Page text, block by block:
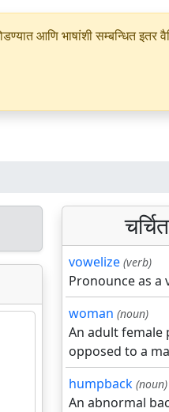
आणि भाषांशी सम्बन्धित इतर
vowelize (verb)
Pronounce as a
woman (noun)
An adult female
opposed to a
humpback (noun)
An abnormal